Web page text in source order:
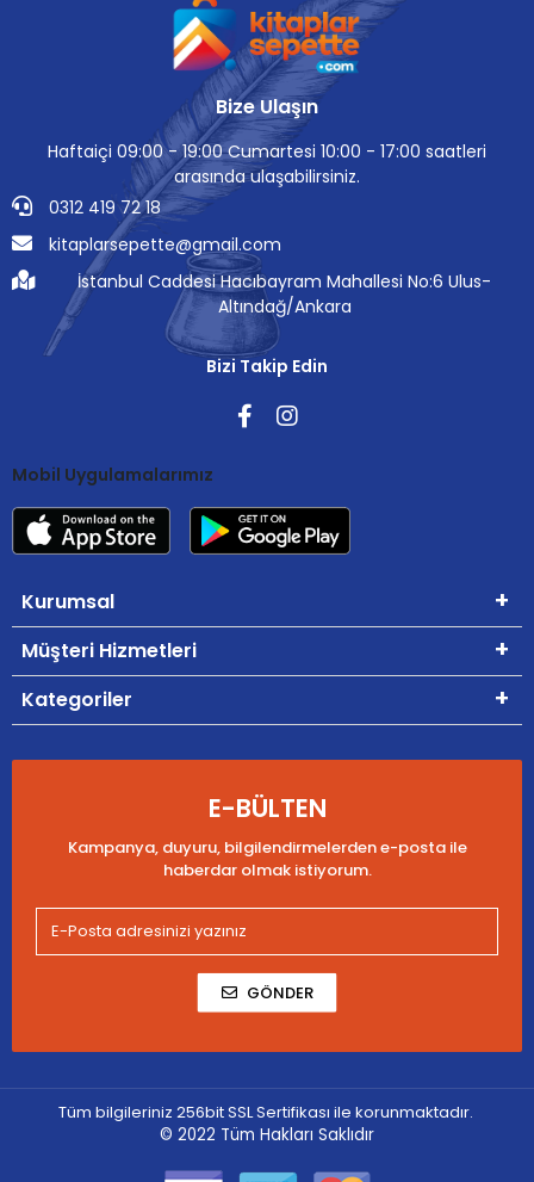
Bize Ulaşın
Haftaiçi 09:00 - 19:00 Cumartesi 10:00 - 17:00 saatleri
arasında ulaşabilirsiniz.
0312 419 72 18
kitaplarsepette@gmail.com
İstanbul Caddesi Hacıbayram Mahallesi No:6 Ulus-
Altındağ/Ankara
Bizi Takip Edin
Mobil Uygulamalarımız
Kurumsal
Müşteri Hizmetleri
Kategoriler
E-BÜLTEN
Kampanya, duyuru, bilgilendirmelerden e-posta ile
haberdar olmak istiyorum.
GÖNDER
Tüm bilgileriniz 256bit SSL Sertifikası ile korunmaktadır.
© 2022 Tüm Hakları Saklıdır